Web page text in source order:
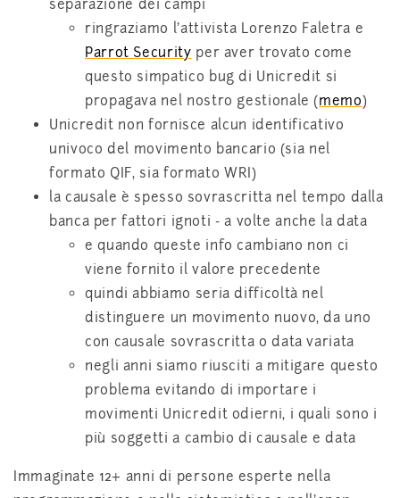
separazione dei campi
ringraziamo l'attivista Lorenzo Faletra e
Parrot Security per aver trovato come
questo simpatico bug di Unicredit si
propagava nel nostro gestionale (memo)
Unicredit non fornisce alcun identificativo
univoco del movimento bancario (sia nel
formato QIF, sia formato WRI)
la causale è spesso sovrascritta nel tempo dalla
banca per fattori ignoti - a volte anche la data
e quando queste info cambiano non ci
viene fornito il valore precedente
quindi abbiamo seria difficoltà nel
distinguere un movimento nuovo, da uno
con causale sovrascritta o data variata
negli anni siamo riusciti a mitigare questo
problema evitando di importare i
movimenti Unicredit odierni, i quali sono i
più soggetti a cambio di causale e data
Immaginate 12+ anni di persone esperte nella